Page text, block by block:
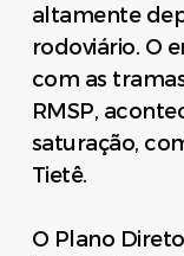
altamente
rodoviário. O
com as
RMSP,
saturação,
Tietê.
O Plano